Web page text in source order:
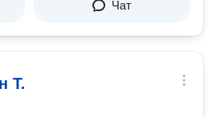
Чат
Т.